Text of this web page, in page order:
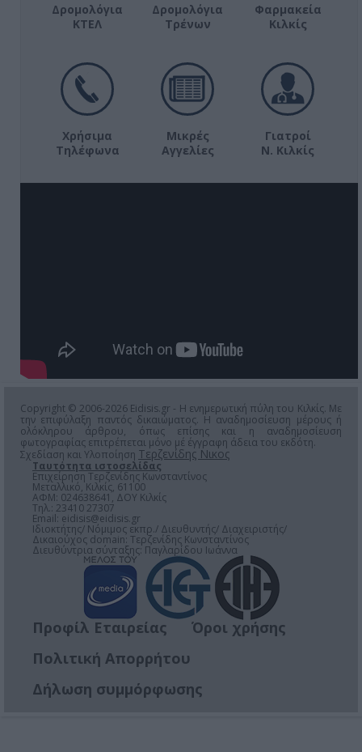
Δρομολόγια
ΚΤΕΛ
Δρομολόγια
Τρένων
Φαρμακεία
Κιλκίς
Χρήσιμα
Τηλέφωνα
Μικρές
Αγγελίες
Γιατροί
Ν. Κιλκίς
Copyright © 2006-2026 Eidisis.gr - Η ενημερωτική πύλη του Κιλκίς. Με
την επιφύλαξη παντός δικαιώματος. Η αναδημοσίευση μέρους ή
ολόκληρου άρθρου, όπως επίσης και η αναδημοσίευση
φωτογραφίας επιτρέπεται μόνο μέ έγγραφη άδεια του εκδότη.
Σχεδίαση και Υλοποίηση Τερζενίδης Νικος
Ταυτότητα ιστοσελίδας
Επιχείρηση Τερζενίδης Κωνσταντίνος
Μεταλλικό, Κιλκίς, 61100
ΑΦΜ: 024638641, ΔΟΥ Κιλκίς
Τηλ.: 23410 27307
Email: eidisis@eidisis.gr
Ιδιοκτήτης/ Νόμιμος εκπρ./ Διευθυντής/ Διαχειριστής/
Δικαιούχος domain: Τερζενίδης Κωνσταντίνος
Διευθύντρια σύνταξης: Παγλαρίδου Ιωάννα
Προφίλ Εταιρείας
Όροι χρήσης
Πολιτική Απορρήτου
Δήλωση συμμόρφωσης